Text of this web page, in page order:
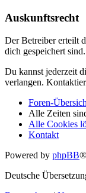
Auskunftsrecht
Der Betreiber erteilt
dich gespeichert sind.
Du kannst jederzeit
verlangen.
Foren-
Alle Zeiten
Alle Cookies
Kontakt
Powered by phpBB
Deutsche